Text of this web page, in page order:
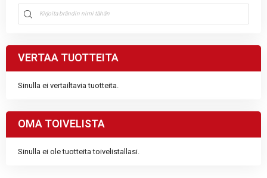
VERTAA TUOTTEITA
Sinulla ei vertailtavia tuotteita.
OMA TOIVELISTA
Sinulla ei ole tuotteita toivelistallasi.